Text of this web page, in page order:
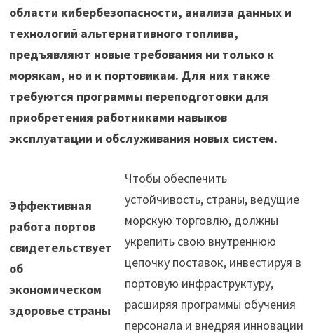
области кибербезопасности, анализа данных и
технологий альтернативного топлива,
предъявляют новые требования ни только к
морякам, но и к портовикам. Для них также
требуются программы переподготовки для
приобретения работниками навыков
эксплуатации и обслуживания новых систем.
Эффективная
работа портов
свидетельствует
об
экономическом
здоровье страны
Чтобы обеспечить
устойчивость, страны, ведущие
морскую торговлю, должны
укрепить свою внутреннюю
цепочку поставок, инвестируя в
портовую инфраструктуру,
расширяя программы обучения
персонала и внедряя инновации